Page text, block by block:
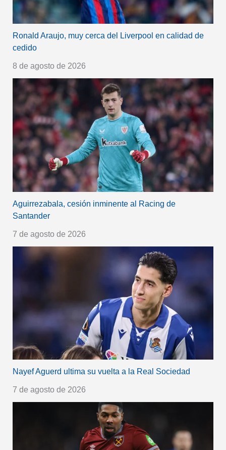
Ronald Araujo, muy cerca del Liverpool en calidad de
cedido
8 de agosto de 2026
Aguirrezabala, cesión inminente al Racing de
Santander
7 de agosto de 2026
Nayef Aguerd ultima su vuelta a la Real Sociedad
7 de agosto de 2026